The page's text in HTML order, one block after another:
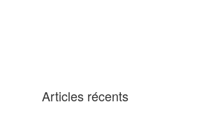
Articles récents